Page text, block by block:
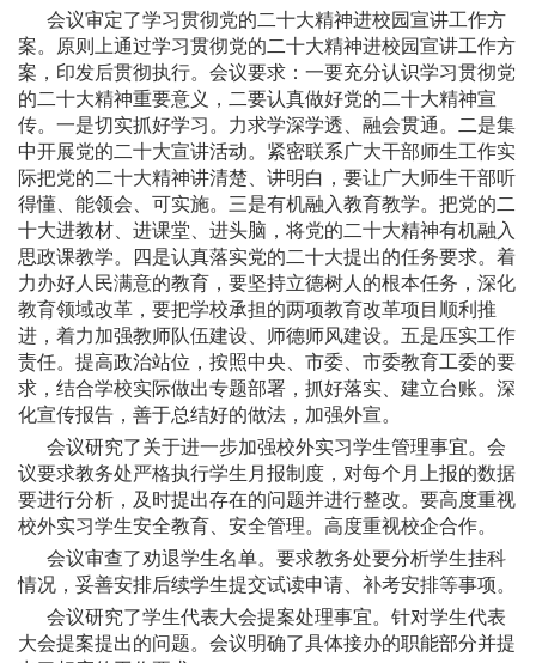
会议审定了学习贯彻党的二十大精神进校园宣讲工作方
案。 原则上通过学习贯彻党的二十大精神进校园宣讲工作方
案，印发后贯彻执行。 会议要求：一要充分认识学习贯彻党
的二十大精神重要意义，二要认真做好党的二十大精神宣
传。一是切实抓好学习。力求学深学透、融会贯通。二是集
中开展党的二十大宣讲活动。紧密联系广大干部师生工作实
际把党的二十大精神讲清楚、讲明白，要让广大师生干部听
得懂、能领会、可实施。三是有机融入教育教学。把党的二
十大进教材、进课堂、进头脑，将党的二十大精神有机融入
思政课教学。四是认真落实党的二十大提出的任务要求。着
力办好人民满意的教育，要坚持立德树人的根本任务，深化
教育领域改革，要把学校承担的两项教育改革项目顺利推
进，着力加强教师队伍建设、师德师风建设。五是压实工作
责任。提高政治站位，按照中央、市委、市委教育工委的要
求，结合学校实际做出专题部署，抓好落实、建立台账。深
化宣传报告，善于总结好的做法，加强外宣。
会议研究了关于进一步加强校外实习学生管理事宜。会
议要求教务处严格执行学生月报制度，对每个月上报的数据
要进行分析，及时提出存在的问题并进行整改。要高度重视
校外实习学生安全教育、安全管理。高度重视校企合作。
会议审查了劝退学生名单。要求教务处要分析学生挂科
情况，妥善安排后续学生提交试读申请、补考安排等事项。
会议研究了学生代表大会提案处理事宜。针对学生代表
大会提案提出的问题。会议明确了具体接办的职能部分并提